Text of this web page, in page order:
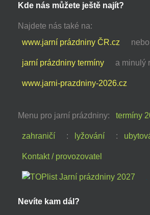
Kde nás můžete ještě najít?
Najdete nás také na:
www.jarní prázdniny ČR.cz
nebo
jarní prázdniny termíny a minulý
www.jarni-prazdniny-2026.cz
Menu pro jarní prázdniny: termíny
zahraničí : lyžování :
Kontakt / provozovatel
Nevíte kam dál?